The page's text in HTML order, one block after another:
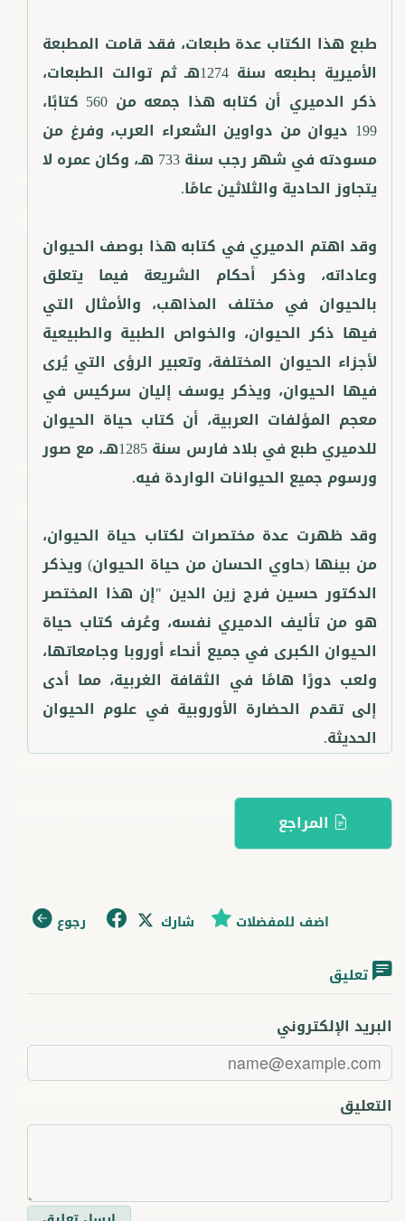
طبع هذا الكتاب عدة طبعات، فقد قامت المطبعة
الأميرية بطبعه سنة 1274هـ ثم توالت الطبعات،
ذكر الدميري أن كتابه هذا جمعه من 560 كتابًا،
199 ديوان من دواوين الشعراء العرب، وفرغ من
مسودته في شهر رجب سنة 733 هـ، وكان عمره لا
وقد اهتم الدميري في كتابه هذا بوصف الحيوان
وعاداته، وذكر أحكام الشريعة فيما يتعلق
بالحيوان في مختلف المذاهب، والأمثال التي
فيها ذكر الحيوان، والخواص الطبية والطبيعية
لأجزاء الحيوان المختلفة، وتعبير الرؤى التي يُرى
فيها الحيوان، ويذكر يوسف إليان سركيس في
معجم المؤلفات العربية، أن كتاب حياة الحيوان
للدميري طبع في بلاد فارس سنة 1285هـ، مع صور
وقد ظهرت عدة مختصرات لكتاب حياة الحيوان،
من بينها (حاوي الحسان من حياة الحيوان) ويذكر
الدكتور حسين فرج زين الدين "إن هذا المختصر
هو من تأليف الدميري نفسه، وعُرف كتاب حياة
الحيوان الكبرى في جميع أنحاء أوروبا وجامعاتها،
ولعب دورًا هامًا في الثقافة الغربية، مما أدى
إلى تقدم الحضارة الأوروبية في علوم الحيوان
الحديثة.
المراجع
رجوع شارك اضف للمفضلات
تعليق
البريد الإلكتروني
التعليق